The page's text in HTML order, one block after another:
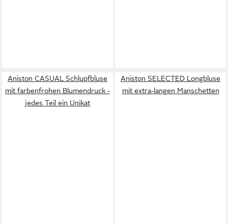
Aniston CASUAL Schlupfbluse
mit farbenfrohen Blumendruck -
jedes Teil ein Unikat
Aniston SELECTED Longbluse
mit extra-langen Manschetten